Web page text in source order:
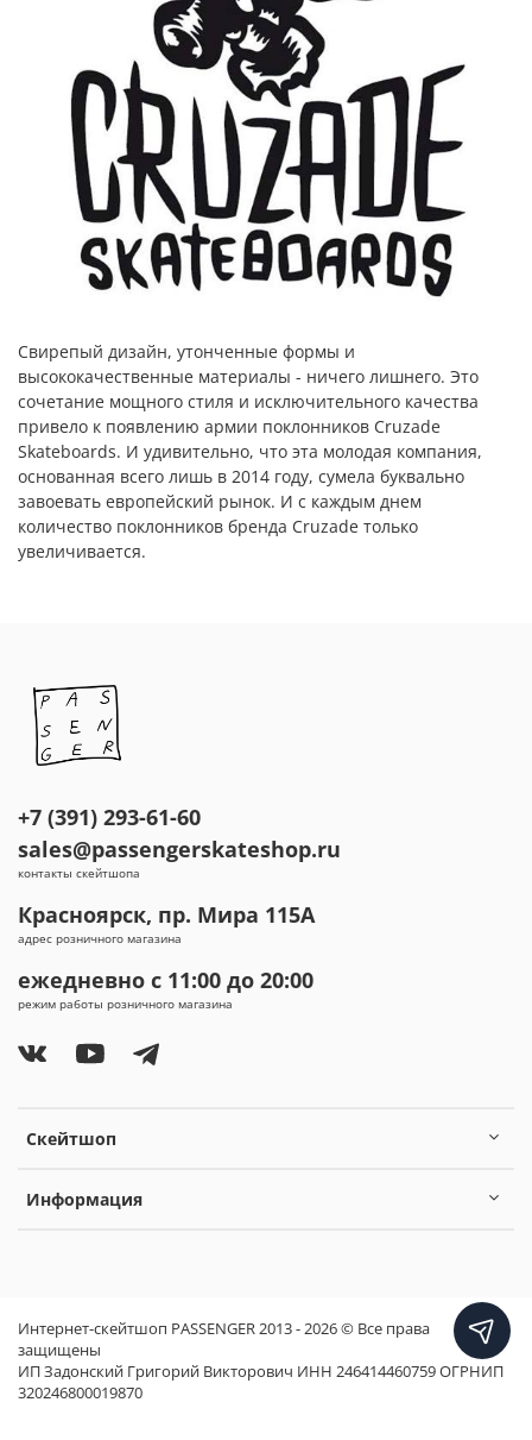
Свирепый дизайн, утонченные формы и
высококачественные материалы - ничего лишнего. Это
сочетание мощного стиля и исключительного качества
привело к появлению армии поклонников Cruzade
Skateboards. И удивительно, что эта молодая компания,
основанная всего лишь в 2014 году, сумела буквально
завоевать европейский рынок. И с каждым днем
количество поклонников бренда Cruzade только
увеличивается.
Скейтшоп
Информация
+7 (391) 293-61-60
sales@passengerskateshop.ru
контакты скейтшопа
Красноярск, пр. Мира 115А
адрес розничного магазина
ежедневно с 11:00 до 20:00
режим работы розничного магазина
Интернет-скейтшоп PASSENGER 2013 - 2026 © Все права
защищены
ИП Задонский Григорий Викторович ИНН 246414460759 ОГРНИП
320246800019870